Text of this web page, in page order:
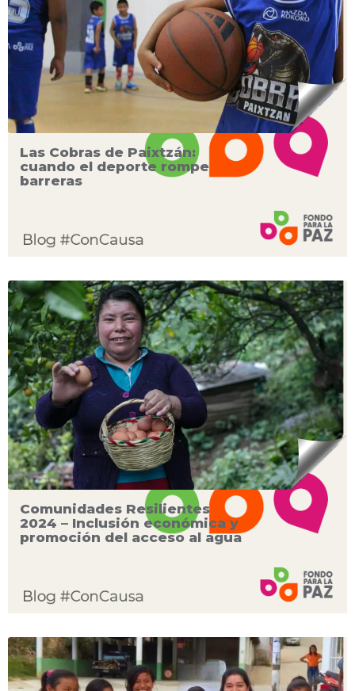
Las Cobras de Paixtzán:
cuando el deporte rompe
barreras
Comunidades Resilientes
2024 – Inclusión económica y
promoción del acceso al agua